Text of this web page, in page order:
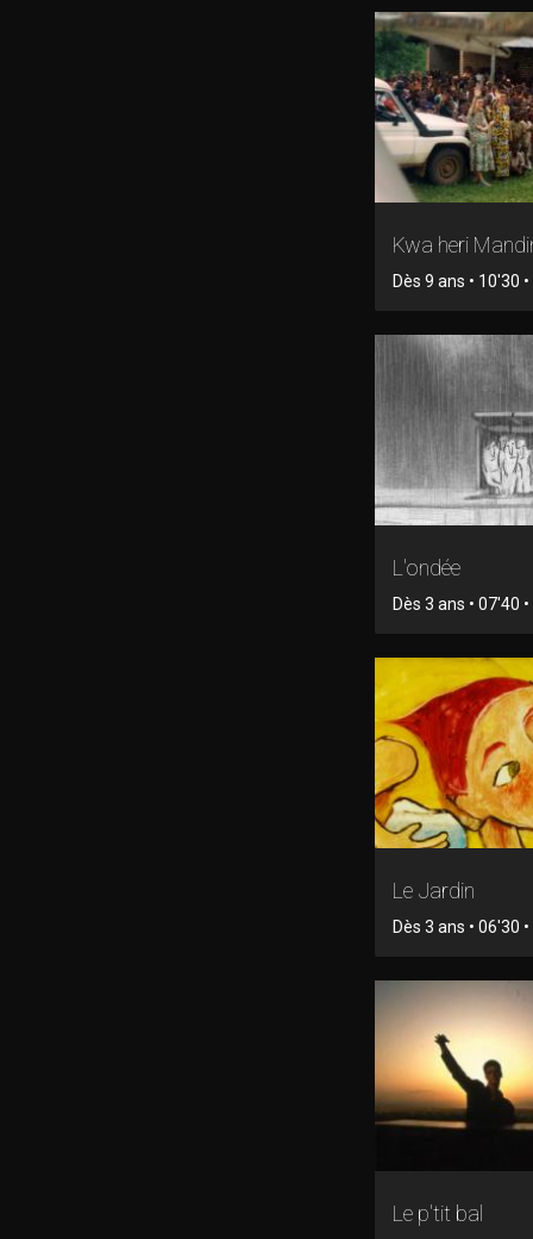
Kwa heri
Dès 9 ans • 10'30
L'ondée
Dès 3 ans • 07'40
Le Jardin
Dès 3 ans • 06'30
Le p'tit bal